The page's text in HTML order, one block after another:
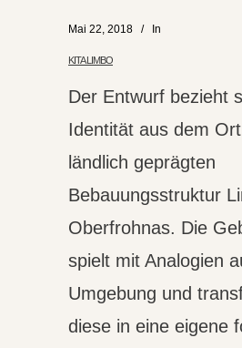
Mai 22, 2018 In
KITA LIMBO
Der Entwurf bezieht
Identität aus dem
ländlich geprägten
Bebauungsstruktur
Oberfrohnas. Die
spielt mit Analogien
Umgebung und
diese in eine eigene